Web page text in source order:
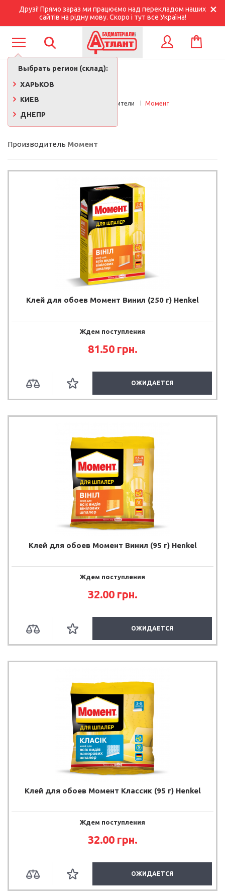
Друзі! Прямо зараз ми працюємо над перекладом наших
сайтів на рідну мову. Скоро і тут все Україна!
Выбрать регион (склад):
ХАРЬКОВ
КИЕВ
ДНЕПР
КОРЗИНА
Производители Момент
МОМЕНТ
Производитель Момент
Клей для обоев Момент Винил (250 г) Henkel
Ждем поступления
81.50 грн.
ОЖИДАЕТСЯ
Клей для обоев Момент Винил (95 г) Henkel
Ждем поступления
32.00 грн.
ОЖИДАЕТСЯ
Клей для обоев Момент Классик (95 г) Henkel
Ждем поступления
32.00 грн.
ОЖИДАЕТСЯ